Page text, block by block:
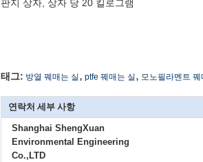
판지 상자, 상자 당 20 킬로그램
태그: 방열 꿰매는 실 , ptfe 꿰매는 실 , 모노필라멘트 꿰
연락처 세부 사항
Shanghai ShengXuan
Environmental Engineering
Co.,LTD